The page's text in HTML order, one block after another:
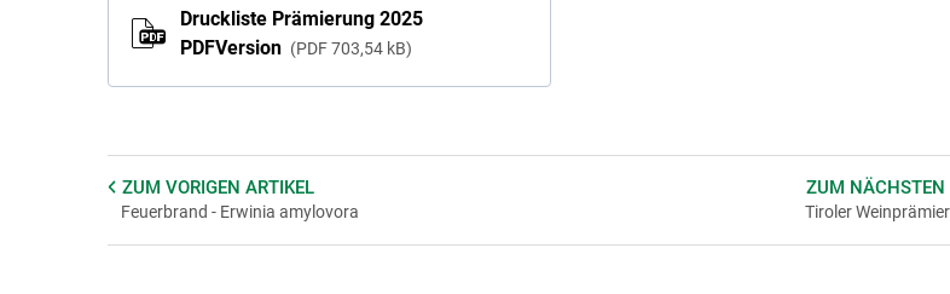
Druckliste Prämierung 2025
PDFVersion
PDF 703,54 kB
ZUM VORIGEN ARTIKEL
Feuerbrand - Erwinia amylovora
ZUM NÄCHSTEN
Tiroler